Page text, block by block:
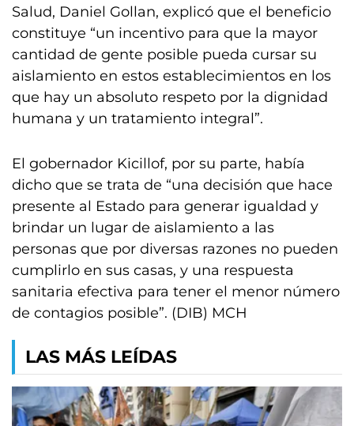
Salud, Daniel Gollan, explicó que el beneficio
constituye “un incentivo para que la mayor
cantidad de gente posible pueda cursar su
aislamiento en estos establecimientos en los
que hay un absoluto respeto por la dignidad
humana y un tratamiento integral”.
El gobernador Kicillof, por su parte, había
dicho que se trata de “una decisión que hace
presente al Estado para generar igualdad y
brindar un lugar de aislamiento a las
personas que por diversas razones no pueden
cumplirlo en sus casas, y una respuesta
sanitaria efectiva para tener el menor número
de contagios posible”. (DIB) MCH
LAS MÁS LEÍDAS